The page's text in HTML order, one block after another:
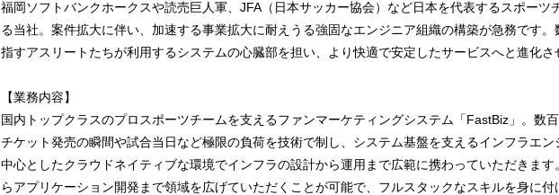
福岡ソフトバンクホークスや読売巨人軍、JFA（日本サッカー協会）など日本を代表するスポーツ
る当社。案件拡大に伴い、加速する事業拡大に耐えうる強固なエンジニア組織の構築が急務です。
指すアスリートたちが利用するシステムの心臓部を担い、より快適で安定したサービスへと進化さ
【業務内容】
国内トップクラスのプロスポーツチームを支えるファンマーケティングシステム「FastBiz」。数
チケット発売の瞬間や試合当日など極限の負荷を技術で制し、システム基盤を支えるインフラエン
中心としたクラウドネイティブな環境でインフラの設計から運用まで広範に携わっていただきま
らアプリケーション開発まで領域を広げていただくことが可能で、フルスタックなスキルを身に付